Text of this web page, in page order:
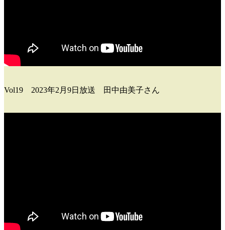
Vol19 2023年2月9日放送 田中由美子さん